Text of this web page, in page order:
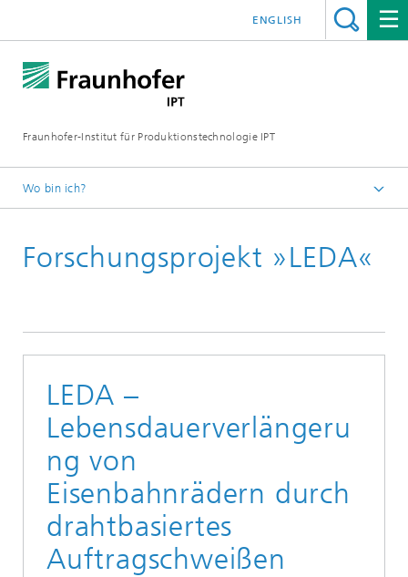
Fraunhofer-Institut für Produktionstechnologie IPT
ENGLISH
Wo bin ich?
Projekte
Forschungsprojekt »LEDA«
LEDA –
Lebensdauerverlängeru
ng von
Eisenbahnrädern durch
drahtbasiertes
Auftragschweißen